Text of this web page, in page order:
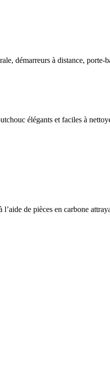
démarreurs à distance,
élégants et faciles à
de pièces en carbone